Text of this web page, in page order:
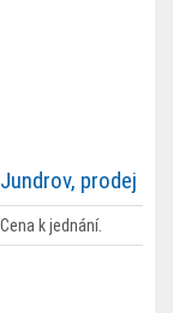
prodej
k jednání.